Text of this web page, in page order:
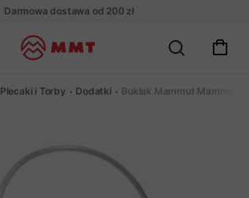
Darmowa dostawa od 200 zł
Plecaki i Torby Dodatki Bukłak Mammut Mammut